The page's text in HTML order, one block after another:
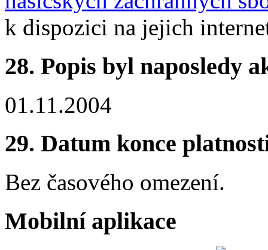
k dispozici na jejich
28. Popis byl naposledy
01.11.2004
29. Datum konce
Bez časového omezení.
Mobilní aplikace